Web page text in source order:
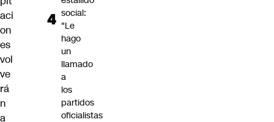
aci
on
es
vol
ve
rá
n
a
social:
"Le
hago
un
llamado
a
los
partidos
oficialistas